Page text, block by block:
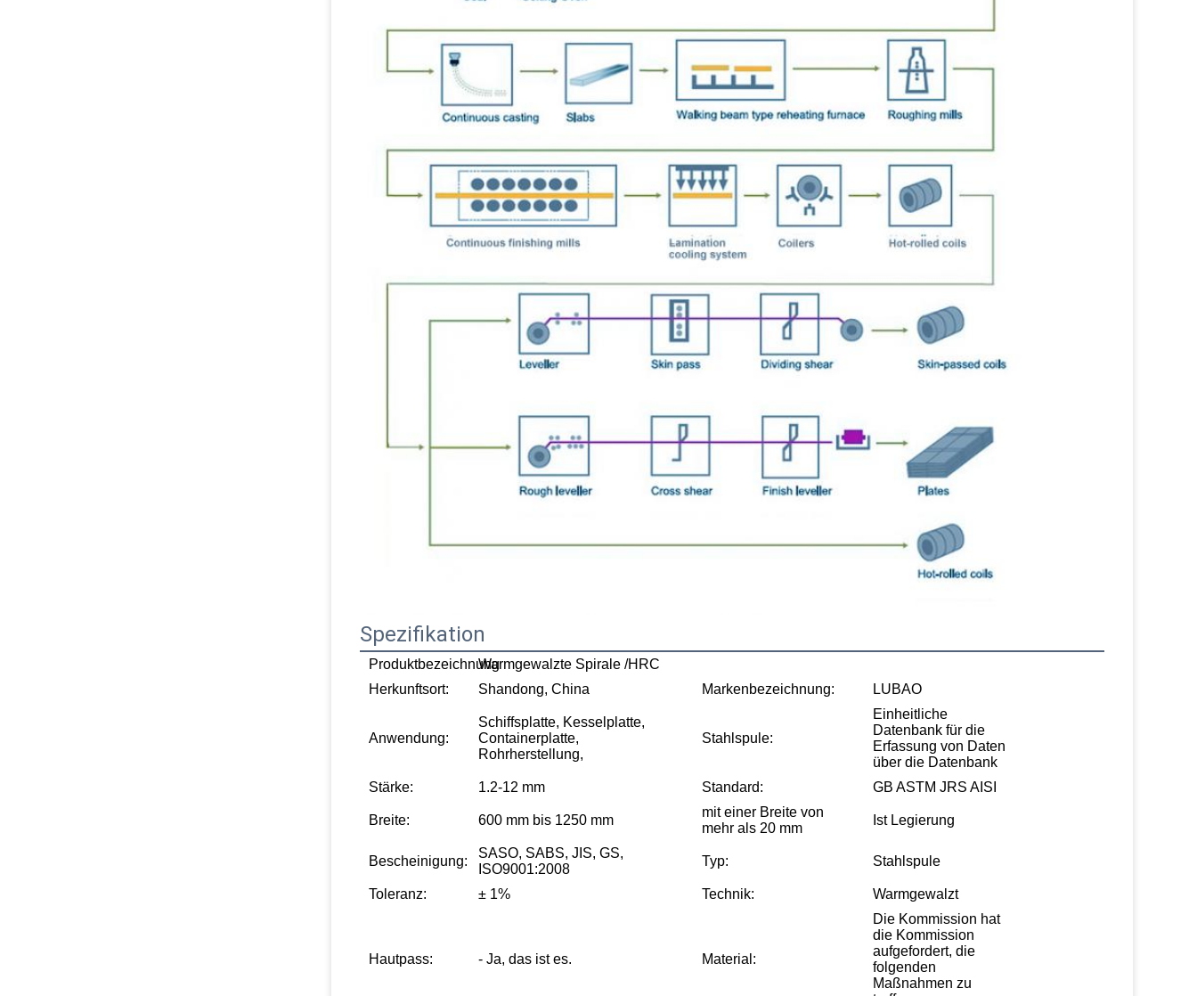
Spezifikation
ProduktbezeichnungWarmgewalzte Spirale /HRC
Herkunftsort:
Shandong, China Markenbezeichnung: LUBAO
Anwendung:
Schiffsplatte, Kesselplatte,
Containerplatte,
Rohrherstellung,
Stahlspule:
Einheitliche
Datenbank für die
Erfassung von Daten
über die Datenbank
Stärke:
1.2-12 mm Standard: GB ASTM JRS AISI
Breite: 600 mm bis 1250 mm
mit einer Breite von
mehr als 20 mm
Ist Legierung
Bescheinigung:
SASO, SABS, JIS, GS,
ISO9001:2008
Typ: Stahlspule
Toleranz: ± 1% Technik: Warmgewalzt
Hautpass: - Ja, das ist es. Material:
Die Kommission hat
die Kommission
aufgefordert, die
folgenden
Maßnahmen zu